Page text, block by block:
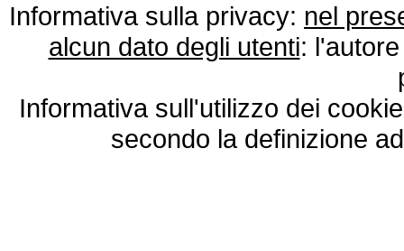
Informativa sulla privacy: nel
alcun dato degli utenti:
Informativa sull'utilizzo dei
secondo la definizione